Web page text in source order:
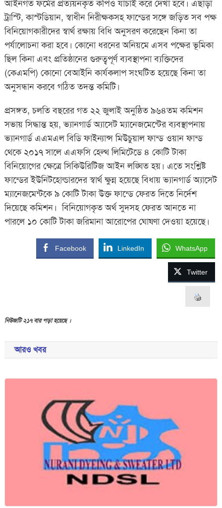
আইনগত ফর্মের প্রত্যয়নকৃত কপিও যাচাই করে দেখা হবে। এছাড়া
ট্রাস্টি, কাস্টডিয়ান, স্বাধীন নিরীক্ষকসহ ফান্ডের সঙ্গে জড়িত সব পক্ষ
বিনিয়োগকারীদের স্বার্থ রক্ষায় বিধি অনুসরণ করেছেন কিনা তা
পর্যালোচনা করা হবে। কোনো ধরনের অনিয়মে এসব পক্ষের ভূমিকা
ছিল কিনা এবং প্রতিষ্ঠানের গুরুত্বপূর্ণ ব্যবস্থাপনা ব্যক্তিদের
(কেএমপি) কোনো বেআইনি কার্যকলাপ সংঘটিত হয়েছে কিনা তা
অনুসন্ধান করবে গঠিত তদন্ত কমিটি।
প্রসঙ্গত, চলতি বছরের গত ২২ জুলাই অনুষ্ঠিত ৯৬৪তম কমিশন
সভায় সিদ্ধান্ত হয়, ভ্যানগার্ড অ্যাসেট ম্যানেজমেন্টের ব্যবস্থাপনায়
ভ্যানগার্ড এএমএল বিডি ফাইন্যান্স মিউচুয়াল ফান্ড ওয়ান ফান্ড
থেকে ২০১৭ সালে এএফসি হেল্থ লিমিটেডে ৪ কোটি টাকা
বিনিয়োগের ক্ষেত্রে সিকিউরিটিজ আইন লঙ্ঘিত হয়। এতে সংশ্লিষ্ট
ফান্ডের ইউনিটহোল্ডারদের স্বার্থ ক্ষুন্ন হয়েছে বিধায় ভ্যানগার্ড অ্যাসেট
ম্যানেজমেন্টকে ৯ কোটি টাকা উক্ত ফান্ডে ফেরত দিতে নির্দেশ
দিয়েছে কমিশন। বিনিয়োগকৃত অর্থ সুদসহ ফেরত আনতে না
পারলে ১০ কোটি টাকা জরিমানা আরোপের ঘোষণা দেওয়া হয়েছে।
Facebook LinkedIn WhatsApp
Twitter
নিউজটি ২১৭ বার পড়া হয়েছে ।
আরও খবর